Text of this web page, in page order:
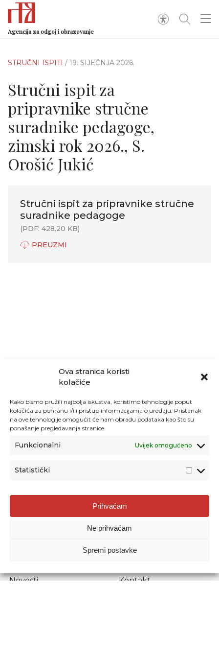
Ova stranica koristi
kolačiće
Kako bismo pružili najbolja iskustva, koristimo tehnologije poput
kolačića za pohranu i/ili pristup informacijama o uređaju. Pristanak
na ove tehnologije omogućit će nam obradu podataka kao što su
ponašanje pregledavanja stranice.
Funkcionalni Uvijek omogućeno
Statistički
Prihvaćam
Ne prihvaćam
Spremi postavke
Agencija za odgoj i obrazovanje
STRUČNI ISPITI / 19. SIJEČNJA 2026.
Stručni ispit za
pripravnike stručne
suradnike pedagoge,
zimski rok 2026., S.
Orošić Jukić
Stručni ispit za pripravnike stručne
suradnike pedagoge
(PDF: 428,20 KB)
PREUZMI
Agencija za odgoj i obrazovanje
Donje Svetice 38, 10000 Zagreb
1778129
Prenošenje sadržaja dopušteno je uz navođenje izvora.
Novosti
Kontakt